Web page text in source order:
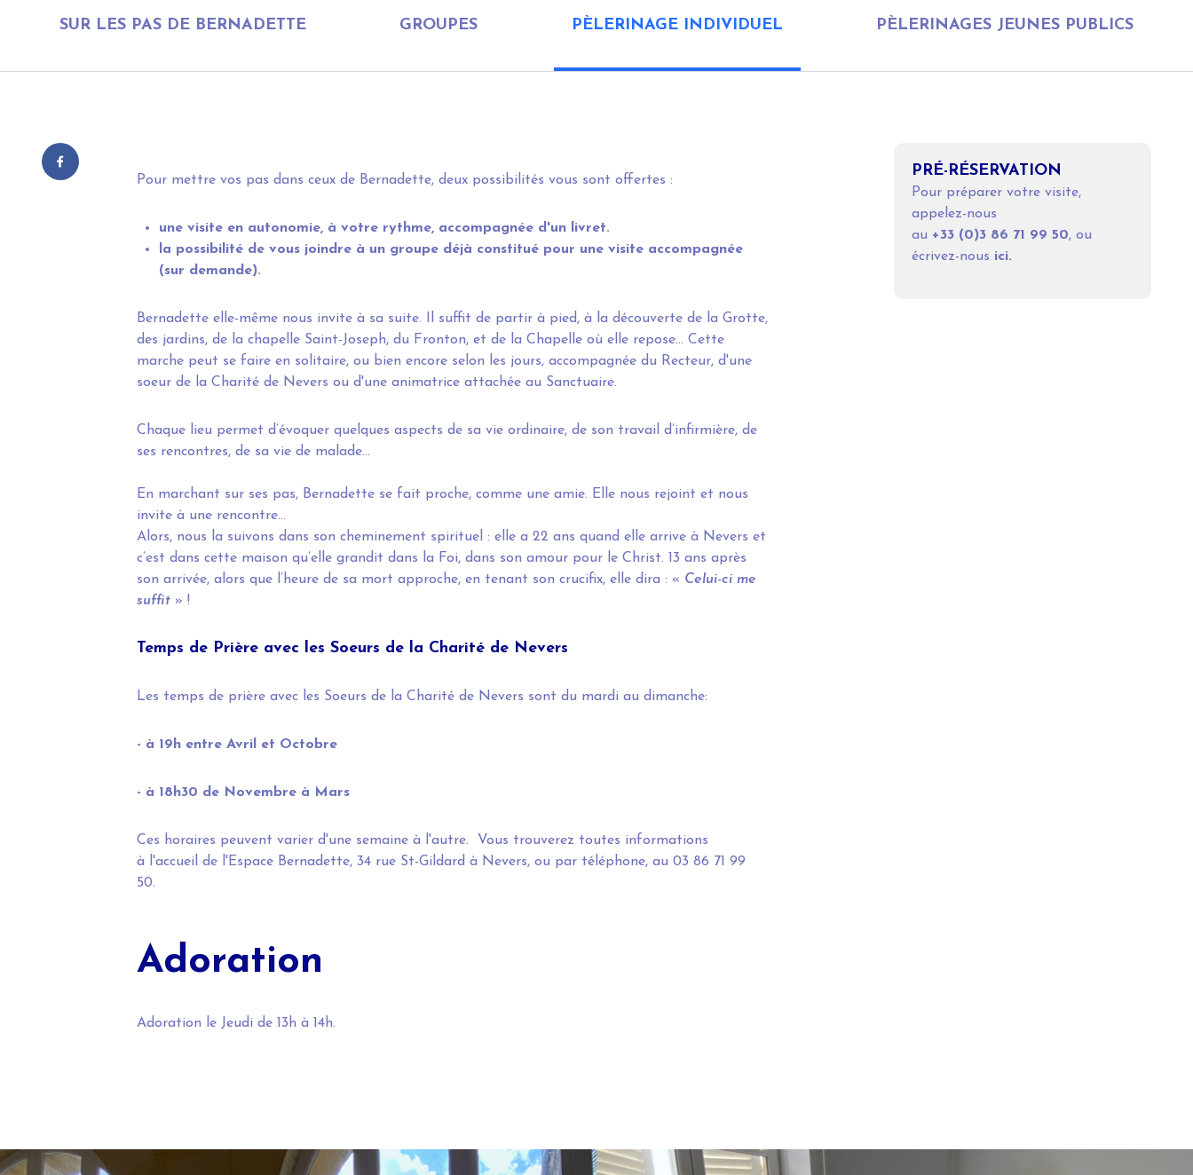
SUR LES PAS DE BERNADETTE GROUPES PÈLERINAGE INDIVIDUEL PÈLERINAGES JEUNES PUBLICS
Pour mettre vos pas dans ceux de Bernadette, deux possibilités vous sont offertes :
une visite en autonomie, à votre rythme, accompagnée d'un livret.
la possibilité de vous joindre à un groupe déjà constitué pour une visite accompagnée
(sur demande).
Bernadette elle-même nous invite à sa suite. Il suffit de partir à pied, à la découverte de la Grotte,
des jardins, de la chapelle Saint-Joseph, du Fronton, et de la Chapelle où elle repose... Cette
marche peut se faire en solitaire, ou bien encore selon les jours, accompagnée du Recteur, d'une
soeur de la Charité de Nevers ou d'une animatrice attachée au Sanctuaire.
Chaque lieu permet d’évoquer quelques aspects de sa vie ordinaire, de son travail d’infirmière, de
ses rencontres, de sa vie de malade…
En marchant sur ses pas, Bernadette se fait proche, comme une amie. Elle nous rejoint et nous
invite à une rencontre…
Alors, nous la suivons dans son cheminement spirituel : elle a 22 ans quand elle arrive à Nevers et
c’est dans cette maison qu’elle grandit dans la Foi, dans son amour pour le Christ. 13 ans après
son arrivée, alors que l’heure de sa mort approche, en tenant son crucifix, elle dira : « Celui-ci me
suffit» !
Temps de Prière avec les Soeurs de la Charité de Nevers
Les temps de prière avec les Soeurs de la Charité de Nevers sont du mardi au dimanche:
- à 19h entre Avril et Octobre
- à 18h30 de Novembre à Mars
Ces horaires peuvent varier d'une semaine à l'autre. Vous trouverez toutes informations
à l'accueil de l'Espace Bernadette, 34 rue St-Gildard à Nevers, ou par téléphone, au 03 86 71 99
50.
Adoration
Adoration le Jeudi de 13h à 14h.
PRÉ-RÉSERVATION
Pour préparer votre visite,
appelez-nous
au +33 (0)3 86 71 99 50, ou
écrivez-nous ici.